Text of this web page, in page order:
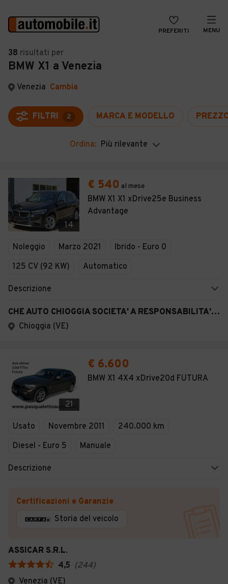
PREFERITI MENU
Auto
Auto usate
Auto Km 0
Auto Nuove
Noleggio a lungo termine
Moto
Camper
Veicoli Commerciali
VENDI
MAGAZINE
ACCEDI
38 risultati per
BMW X1 a Venezia
Venezia Cambia
FILTRI 2 MARCA E MODELLO
Ordina: Più rilevante
14
€ 540 al mese
BMW X1 X1 xDrive25e Business
Advantage
Noleggio Marzo 2021
Ibrido - Euro 0
125 CV (92 KW)
Automatico
Descrizione
CHE AUTO CHIOGGIA SOCIETA' A RESPONSABILITA' LIMITATA SEMPLIFICAT A
Chioggia (VE)
21
€ 6.600
BMW X1 4X4 xDrive20d FUTURA
Usato Novembre 2011
240.000 km
Diesel - Euro 5
Manuale
Descrizione
Certificazioni e Garanzie
Storia del veicolo
ASSICAR S.R.L.
4,5 (244)
Venezia (VE)